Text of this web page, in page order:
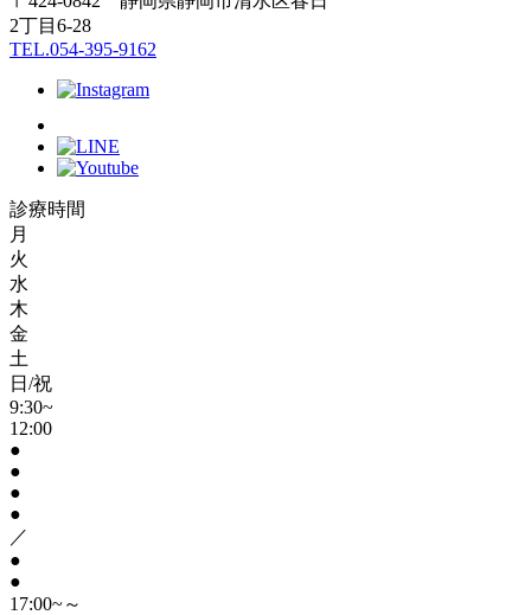
2丁目6-28
TEL.054-395-9162
診療時間
月
火
水
木
金
土
日/祝
9:30~
12:00
●
●
●
●
／
●
●
17:00~～